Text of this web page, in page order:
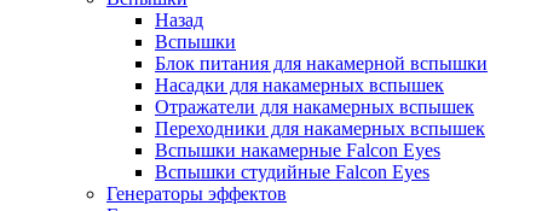
Назад
Вспышки
Блок питания для накамерной вспышки
Насадки для накамерных вспышек
Отражатели для накамерных вспышек
Переходники для накамерных вспышек
Вспышки накамерные Falcon Eyes
Вспышки студийные Falcon Eyes
Генераторы эффектов